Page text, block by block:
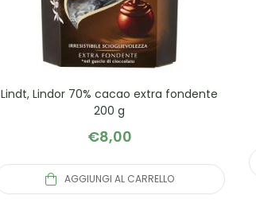
Lindt, Lindor 70% cacao extra fondente
200 g
€8,00
AGGIUNGI AL CARRELLO